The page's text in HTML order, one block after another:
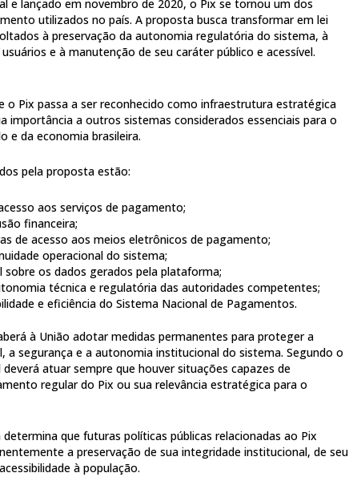
e lançado em novembro de 2020, o Pix se tornou um dos
utilizados no país. A proposta busca transformar em lei
à preservação da autonomia regulatória do sistema, à
e à manutenção de seu caráter público e acessível.
o Pix passa a ser reconhecido como infraestrutura estratégica
importância a outros sistemas considerados essenciais para o
e da economia brasileira.
pela proposta estão:
aos serviços de pagamento;
financeira;
de acesso aos meios eletrônicos de pagamento;
operacional do sistema;
sobre os dados gerados pela plataforma;
técnica e regulatória das autoridades competentes;
e eficiência do Sistema Nacional de Pagamentos.
à União adotar medidas permanentes para proteger a
a segurança e a autonomia institucional do sistema. Segundo o
atuar sempre que houver situações capazes de
regular do Pix ou sua relevância estratégica para o
que futuras políticas públicas relacionadas ao Pix
a preservação de sua integridade institucional, de seu
à população.